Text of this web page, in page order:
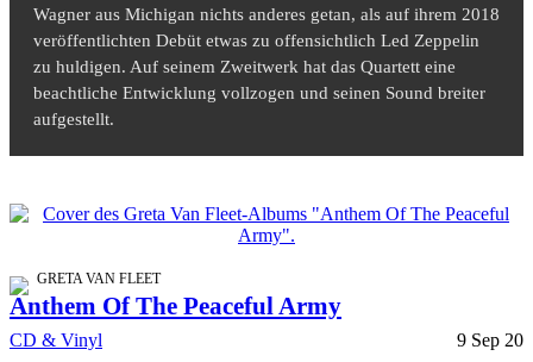
Wagner aus Michigan nichts anderes getan, als auf ihrem 2018
veröffentlichten Debüt etwas zu offensichtlich Led Zeppelin
zu huldigen. Auf seinem Zweitwerk hat das Quartett eine
beachtliche Entwicklung vollzogen und seinen Sound breiter
aufgestellt.
GRETA VAN FLEET
Anthem Of The Peaceful Army
CD & Vinyl 9 Sep 20